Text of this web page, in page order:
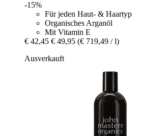
-15%
Für jeden Haut- & Haartyp
Organisches Arganöl
Mit Vitamin E
€ 42,45 € 49,95 (€ 719,49 / l)
Ausverkauft